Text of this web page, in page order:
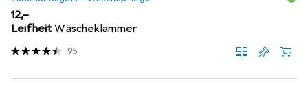
EUR
12,–
LeifheitWäscheklammer
95